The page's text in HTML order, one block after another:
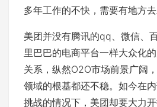
多年工作的不快，需要有地方去
美团并没有腾讯的qq、微信、
里巴巴的电商平台一样大众化
关系，纵然O2O市场前景广阔
领域的根基都还不稳。如今在
挑战的情况下，美团却要大力